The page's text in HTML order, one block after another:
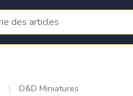
D&D Miniatures